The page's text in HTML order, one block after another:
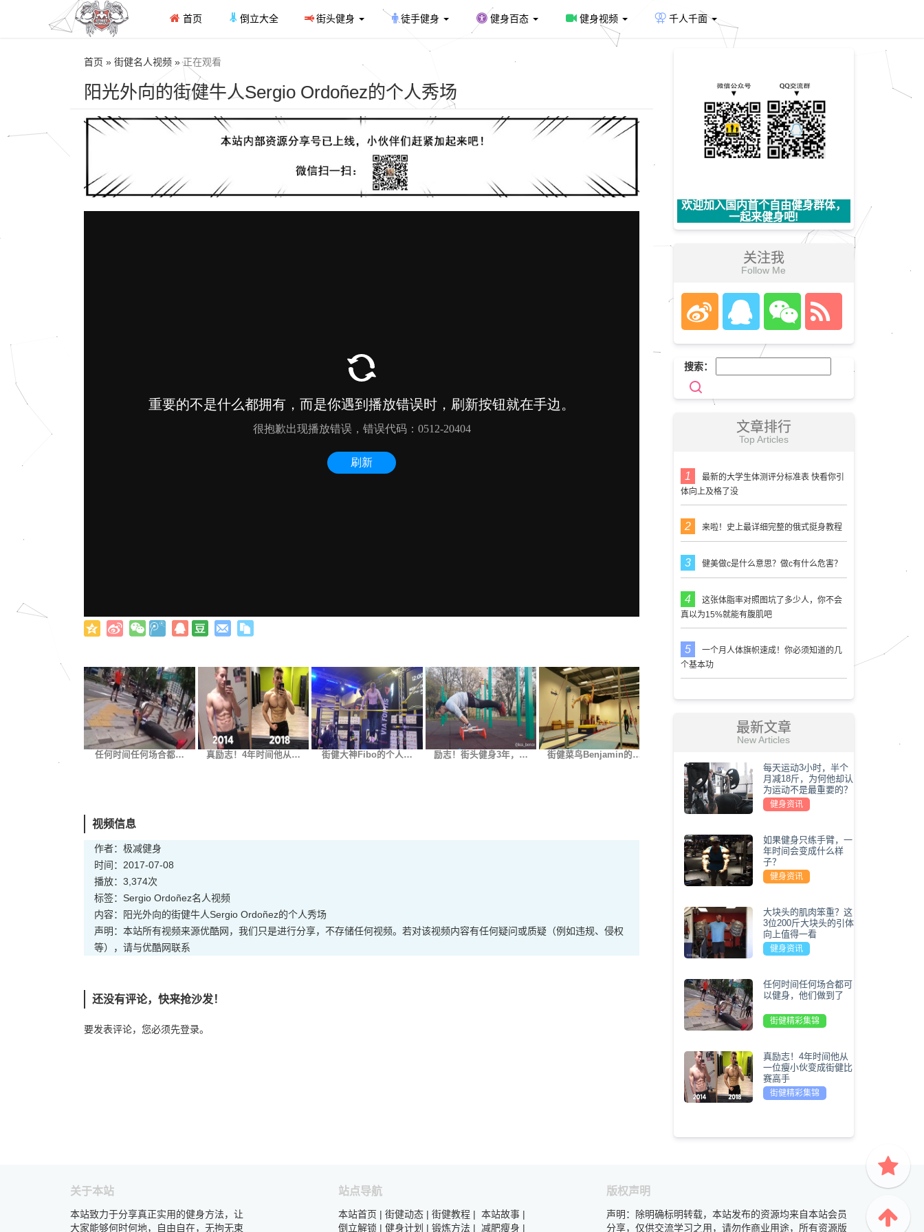
首页 倒立大全 街头健身 徒手健身 健身百态 健身视频 千人千面
首页 » 街健名人视频 »正在观看
阳光外向的街健牛人Sergio Ordoñez的个人秀场
任何时间任何场合都… 真励志！4年时间他从… 街健大神Fibo的个人… 励志！街头健身3年，… 街健菜鸟Benjamin的…
视频信息
作者：极减健身
时间：2017-07-08
播放：3,374次
标签： Sergio Ordoñez名人视频
内容：阳光外向的街健牛人Sergio Ordoñez的个人秀场
声明：本站所有视频来源优酷网，我们只是进行分享，不存储任何视频。若对该视频内容有任何疑问或质疑（例如违规、侵权
等），请与优酷网联系
还没有评论，快来抢沙发！
要发表评论，您必须先登录。
欢迎加入国内首个自由健身群体，
一起来健身吧!
关注我
Follow Me
搜索：
文章排行
Top Articles
最新的大学生体测评分标准表 快看你引
体向上及格了没
来啦！史上最详细完整的俄式挺身教程
健美做c是什么意思？做c有什么危害？
这张体脂率对照图坑了多少人，你不会
真以为15%就能有腹肌吧
一个月人体旗帜速成！你必须知道的几
个基本功
最新文章
New Articles
每天运动3小时，半个
月减18斤，为何他却认
为运动不是最重要的？
健身资讯
如果健身只练手臂，一
年时间会变成什么样
子？
健身资讯
大块头的肌肉笨重？这
3位200斤大块头的引体
向上值得一看
健身资讯
任何时间任何场合都可
以健身，他们做到了
街健精彩集锦
真励志！4年时间他从
一位瘦小伙变成街健比
赛高手
街健精彩集锦
关于本站
本站致力于分享真正实用的健身方法，让
大家能够何时何地，自由自在，无拘无束
站点导航
本站首页 | 街健动态 | 街健教程 | 本站故事 |
倒立解锁 | 健身计划 | 锻炼方法 | 减肥瘦身 |
版权声明
声明：除明确标明转载，本站发布的资源均来自本站会员
分享，仅供交流学习之用，请勿作商业用途，所有资源版